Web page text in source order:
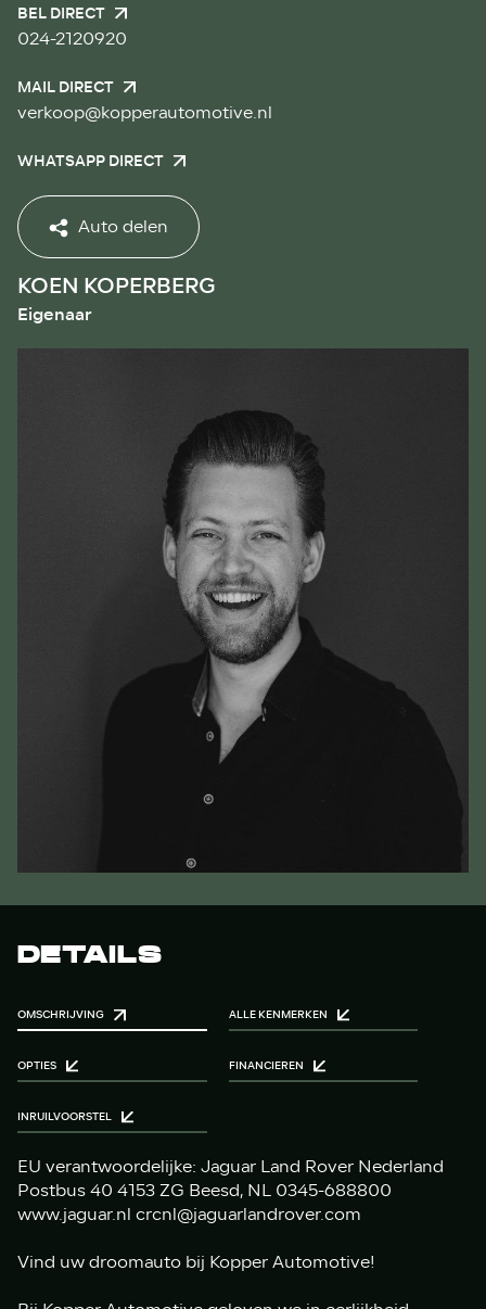
BEL DIRECT
024-2120920
MAIL DIRECT
verkoop@kopperautomotive.nl
WHATSAPP DIRECT
Auto delen
KOEN KOPERBERG
Eigenaar
DETAILS
OMSCHRIJVING ALLE KENMERKEN
OPTIES FINANCIEREN
INRUILVOORSTEL
EU verantwoordelijke: Jaguar Land Rover Nederland
Postbus 40 4153 ZG Beesd, NL 0345-688800
www.jaguar.nl crcnl@jaguarlandrover.com
Vind uw droomauto bij Kopper Automotive!